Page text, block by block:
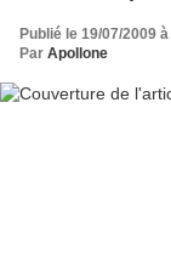
Publié le 19/07/2009
Par Apollone